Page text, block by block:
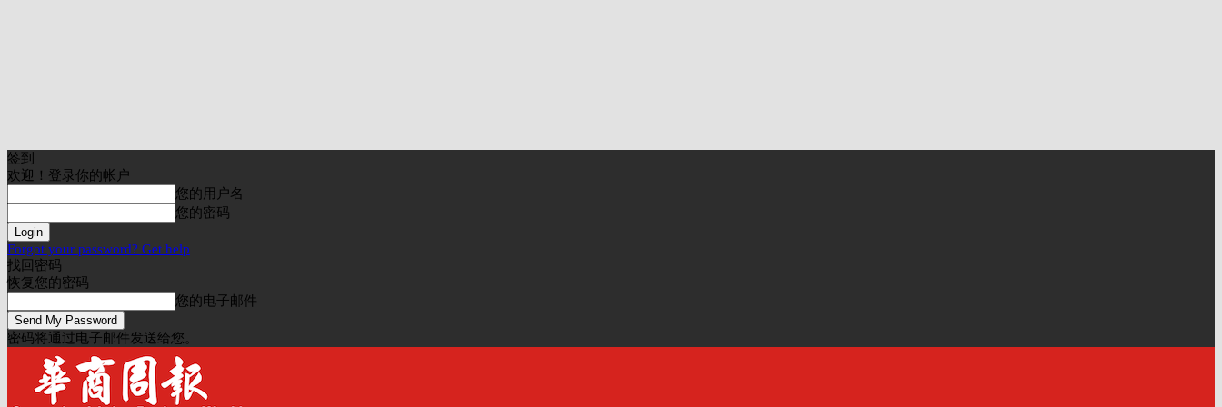
签到
欢迎！登录你的帐户
您的用户名
您的密码
Forgot your password? Get help
找回密码
恢复您的密码
您的电子邮件
密码将通过电子邮件发送给您。